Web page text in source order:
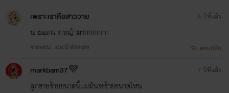
11. ปะป๊าของหนูอยู่ไหน (กำลังแต่ง)
ไรท์ได้ทำการเปลี่ยนชื่อนามปากกานะคะ หวังว่าทุกคน
เพราะเราคือสาววาย
นายเอกรากหญ้ามากกกกกก
จากตอน: แนะนำตัวละคร
6 ปีที่แล้ว
ตอบกลับ
markbam37💜
ลูกชายร้ายขนาดนี้แม่มันจะร้ายขนาดไหน
7 ปีที่แล้ว